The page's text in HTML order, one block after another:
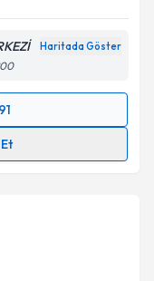
Haritada Göster